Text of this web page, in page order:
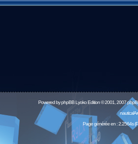
Powered byphpBBLyoko Edition © 2001, 2007
Page générée en : 2.2564s